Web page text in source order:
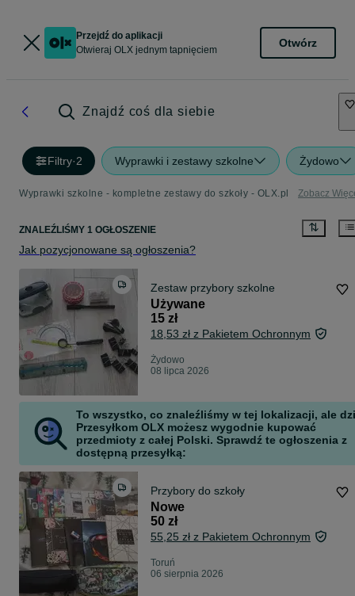
Przejdź do aplikacji
Otwieraj OLX jednym tapnięciem
Otwórz
Znajdź coś dla siebie
Filtry·2 Wyprawki i zestawy szkolne Żydowo
Wyprawki szkolne - kompletne zestawy do szkoły - OLX.pl Zobacz
ZNALEŹLIŚMY 1 OGŁOSZENIE
Jak pozycjonowane są ogłoszenia?
Zestaw przybory szkolne
Używane
15 zł
18,53 zł z Pakietem Ochronnym
Żydowo
08 lipca 2026
To wszystko, co znaleźliśmy w tej lokalizacji, ale
Przesyłkom OLX możesz wygodnie kupować
przedmioty z całej Polski. Sprawdź te ogłoszenia z
dostępną przesyłką:
Przybory do szkoły
Nowe
50 zł
55,25 zł z Pakietem Ochronnym
Toruń
06 sierpnia 2026